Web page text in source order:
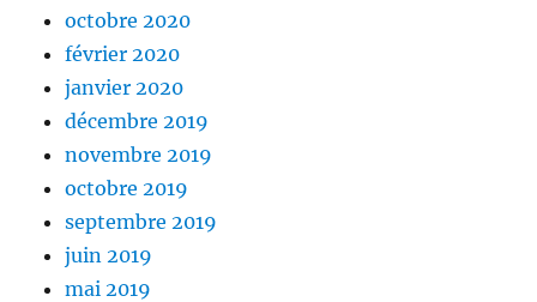
octobre 2020
février 2020
janvier 2020
décembre 2019
novembre 2019
octobre 2019
septembre 2019
juin 2019
mai 2019